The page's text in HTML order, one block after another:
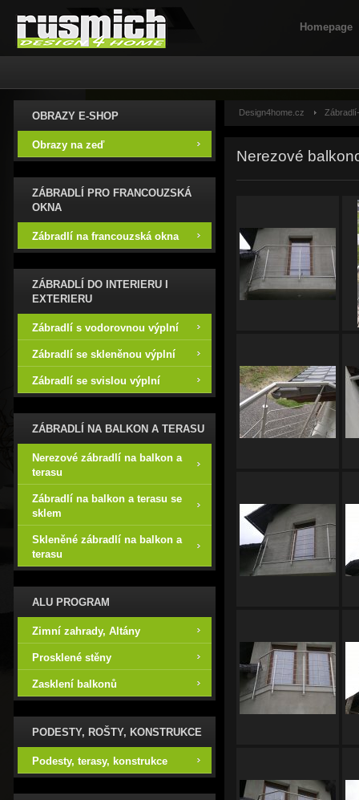
Homepage
OBRAZY E-SHOP
Obrazy na zeď
ZÁBRADLÍ PRO FRANCOUZSKÁ
OKNA
Zábradlí na francouzská okna
ZÁBRADLÍ DO INTERIERU I
EXTERIERU
Zábradlí s vodorovnou výplní
Zábradlí se skleněnou výplní
Zábradlí se svislou výplní
ZÁBRADLÍ NA BALKON A TERASU
Nerezové zábradlí na balkon a
terasu
Zábradlí na balkon a terasu se
sklem
Skleněné zábradlí na balkon a
terasu
ALU PROGRAM
Zimní zahrady, Altány
Prosklené stěny
Zasklení balkonů
PODESTY, ROŠTY, KONSTRUKCE
Podesty, terasy, konstrukce
Design4home.cz
Nerezové